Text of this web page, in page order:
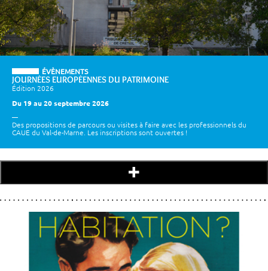
ÉVÈNEMENTS
JOURNÉES EUROPÉENNES DU PATRIMOINE
Édition 2026
Du 19 au 20 septembre 2026
Des propositions de parcours ou visites à faire avec les professionnels du
CAUE du Val-de-Marne. Les inscriptions sont ouvertes !